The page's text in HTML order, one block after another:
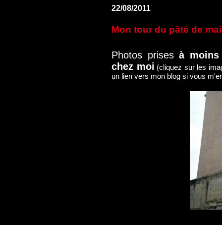
22/08/2011
Mon tour du pâté de
Photos prisesà
chez moi (cliquez sur les
un lien vers mon blog si vous